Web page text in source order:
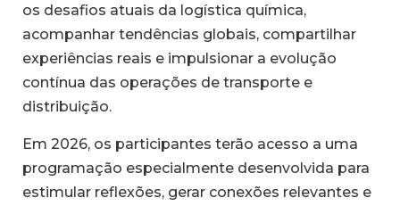
os desafios atuais da logística química,
acompanhar tendências globais, compartilhar
experiências reais e impulsionar a evolução
contínua das operações de transporte e
distribuição.
Em 2026, os participantes terão acesso a uma
programação especialmente desenvolvida para
estimular reflexões, gerar conexões relevantes e